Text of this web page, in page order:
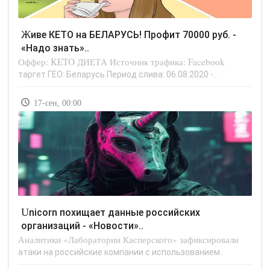
Живе КЕТО на БЕЛАРУСЬ! Профит 70000 руб. -
«Надо знать»..
Оффер: KETO ДИЕТА Источник трафика: Facebook
таргет ГЕО: Беларусь Период слива: 06.08.2020 -..
17-сен, 00:00
Unicorn похищает данные российских
организаций - «Новости»..
Аналитики «Лаборатории Касперского» зафиксировали
атаки на российские компании с использованием..